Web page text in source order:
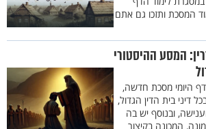
המסכת ותזכו גם אתם
המסע ההיסטורי
היומי מסכת חדשה,
דיני בית הדין הגדול,
ובנוסף יש בה
המכונה בקיצור